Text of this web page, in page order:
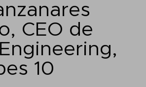
CEO de
10